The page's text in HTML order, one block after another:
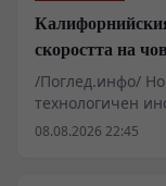
скоростта на
секунда
/Поглед.инфо/
технологичен
съмнение
08.08.2026 22:45